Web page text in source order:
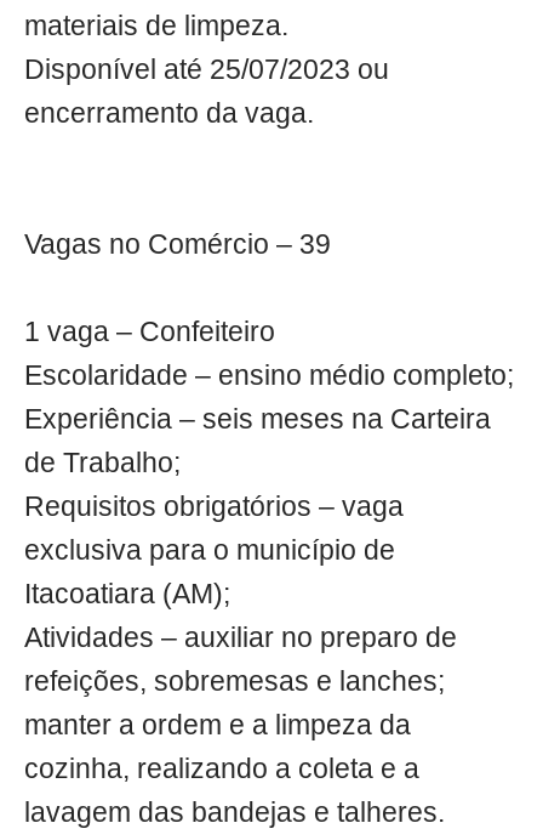
materiais de limpeza.
Disponível até 25/07/2023 ou
encerramento da vaga.
Vagas no Comércio – 39
1 vaga – Confeiteiro
Escolaridade – ensino médio completo;
Experiência – seis meses na Carteira
de Trabalho;
Requisitos obrigatórios – vaga
exclusiva para o município de
Itacoatiara (AM);
Atividades – auxiliar no preparo de
refeições, sobremesas e lanches;
manter a ordem e a limpeza da
cozinha, realizando a coleta e a
lavagem das bandejas e talheres.